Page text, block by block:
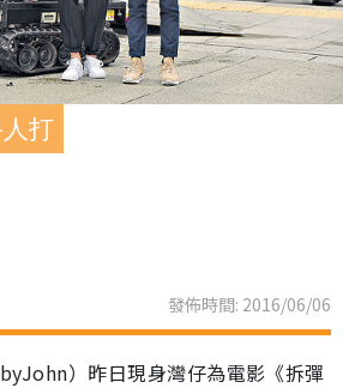
打
發佈時間: 2016/06/06
）昨日現身灣仔為電影《拆彈